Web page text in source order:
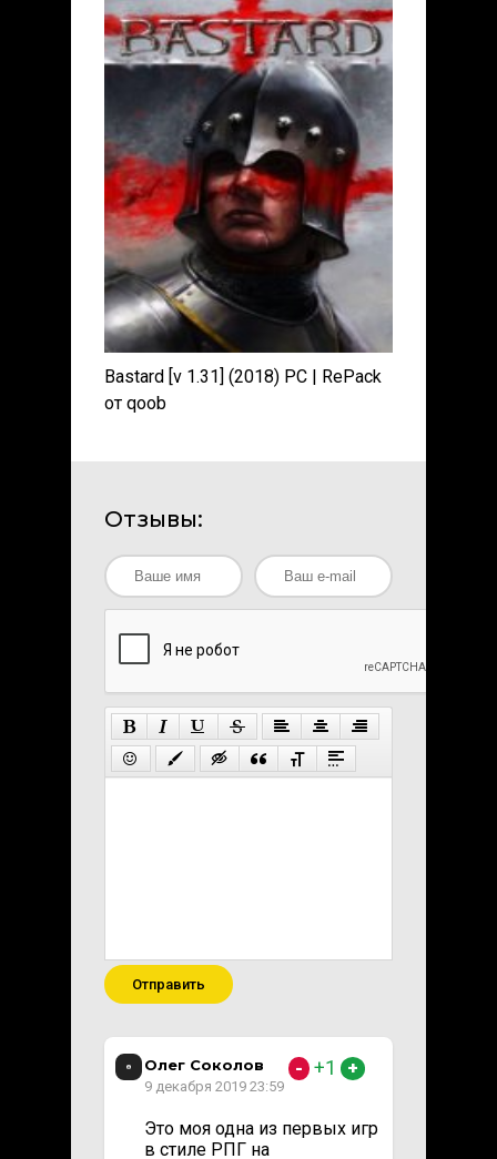
Bastard [v 1.31] (2018) PC | RePack
от qoob
Отзывы:
Отправить
Олег Соколов
9 декабря 2019 23:59
Это моя одна из первых игр
в стиле РПГ на
- +1 +